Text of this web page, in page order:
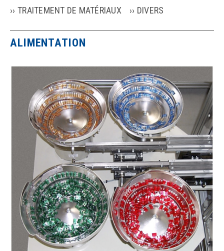
TRAITEMENT DE MATÉRIAUX
DIVERS
ALIMENTATION